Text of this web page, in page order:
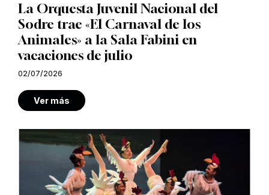
La Orquesta Juvenil Nacional del
Sodre trae «El Carnaval de los
Animales» a la Sala Fabini en
vacaciones de julio
02/07/2026
Ver más